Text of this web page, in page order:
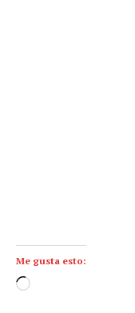
Me gusta esto:
C